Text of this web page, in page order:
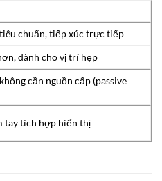
chuẩn, tiếp xúc trực tiếp
dành cho vị trí hẹp
cần nguồn cấp (passive
tay tích hợp hiển thị